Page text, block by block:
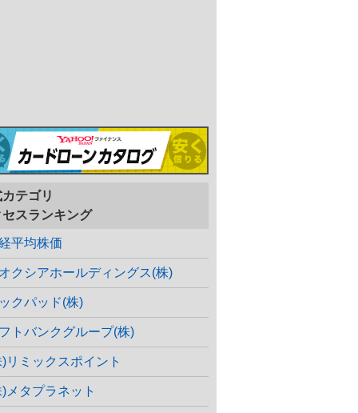
テゴリ
セスランキング
平均株価
クシアホールディングス(株)
クパッド(株)
トバンクグループ(株)
)リミックスポイント
)メタプラネット